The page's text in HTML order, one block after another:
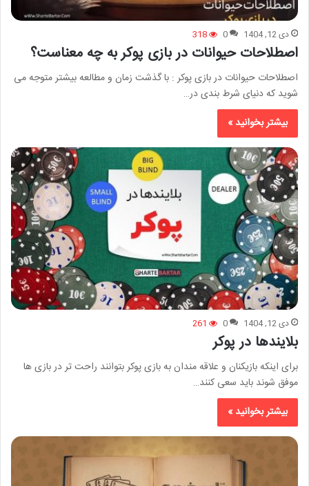
دی 12, 1404 0
318
اصطلاحات حیوانات در بازی پوکر به چه معناست؟
اصطلاحات حیوانات در بازی پوکر : با گذشت زمان و مطالعه بیشتر متوجه می
شوید که دنیای شرط بندی در…
بیشتر بخوانید »
دی 12, 1404 0
261
بلایندها در پوکر
برای اینکه بازیکنان و علاقه مندان به بازی پوکر بتوانند راحت تر در بازی ها
موفق شوند باید سعی کنند…
بیشتر بخوانید »